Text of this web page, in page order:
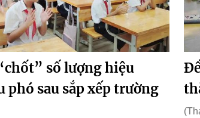
số lượng hiệu
phó sau sắp xếp trường